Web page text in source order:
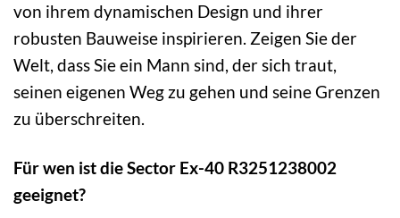
von ihrem dynamischen Design und ihrer
robusten Bauweise inspirieren. Zeigen Sie der
Welt, dass Sie ein Mann sind, der sich traut,
seinen eigenen Weg zu gehen und seine Grenzen
zu überschreiten.
Für wen ist die Sector Ex-40 R3251238002
geeignet?